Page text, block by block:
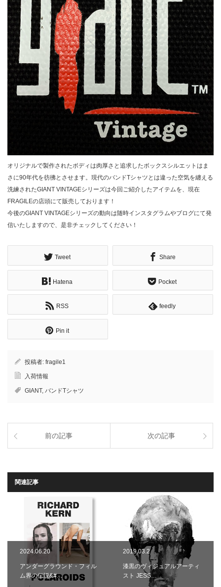
オリジナルで製作されたボディは肉厚さと追求したボックスシルエットはま
さに90年代を彷彿とさせます。現代のバンドTシャツとは違った空気を纏える
洗練されたGIANT VINTAGEシリーズは今回ご紹介したアイテムを、現在
FRAGILEの店頭にて販売しております！
今後のGIANT VINTAGEシリーズの動向は随時インスタグラムやブログにて発
信いたしますので、是非チェックしてください！
Tweet Share
Hatena Pocket
RSS feedly
Pin it
投稿者: fragile1
入荷情報
GIANT, バンドTシャツ
前の記事 次の記事
関連記事
2024.06.20
アンダーグラウンド・フィル
ム界の伝説&#…
2019.03.2
漆黒のヴィジュアルアーティ
スト JESS…